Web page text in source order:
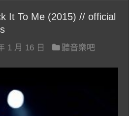
It To Me (2015) // official
1 月 16 日
聽音樂吧